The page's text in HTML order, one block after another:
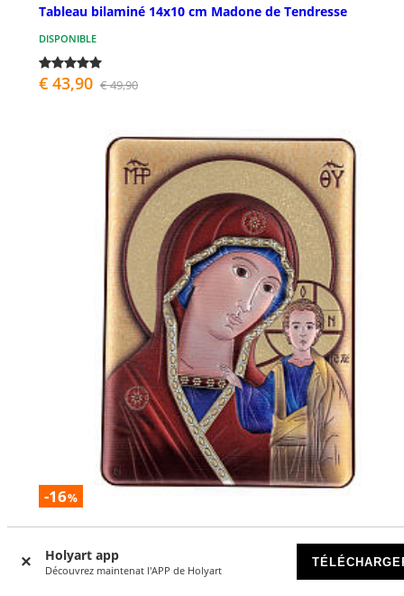
Holyart app
Découvrez maintenat l'APP de Holyart
Tableau bilaminé 14x10 cm Madone de Tendresse
DISPONIBLE
€ 43,90 € 49,90
-16%
DISPONIBLE